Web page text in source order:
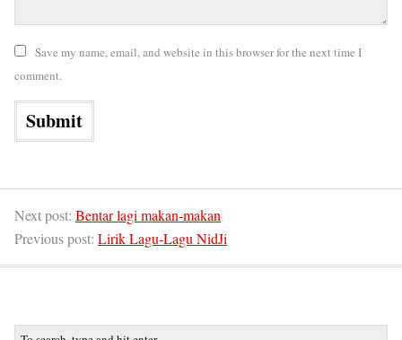
Save my name, email, and website in this browser for the next time I
comment.
Next post: Bentar lagi makan-makan
Previous post: Lirik Lagu-Lagu NidJi